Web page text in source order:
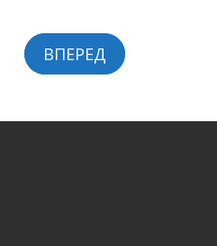
ВПЕРЕД